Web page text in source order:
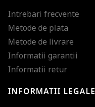
Intrebari frecvente
Metode de plata
Metode de livrare
Informatii garantii
Informatii retur
INFORMATII LEGALE